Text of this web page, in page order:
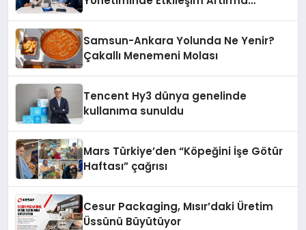
Samsun-Ankara Yolunda Ne Yenir?
Çakallı Menemeni Molası
Tencent Hy3 dünya genelinde
kullanıma sunuldu
Mars Türkiye’den “Köpeğini İşe Götür
Haftası” çağrısı
Cesur Packaging, Mısır’daki Üretim
Üssünü Büyütüyor